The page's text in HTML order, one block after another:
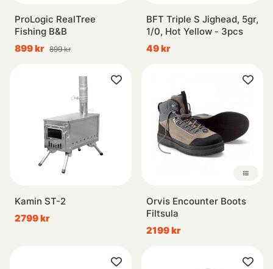
ProLogic RealTree
Fishing B&B
899 kr 899 kr
BFT Triple S Jighead, 5gr,
1/0, Hot Yellow - 3pcs
49 kr
Kamin ST-2
2799 kr
Orvis Encounter Boots
Filtsula
2199 kr